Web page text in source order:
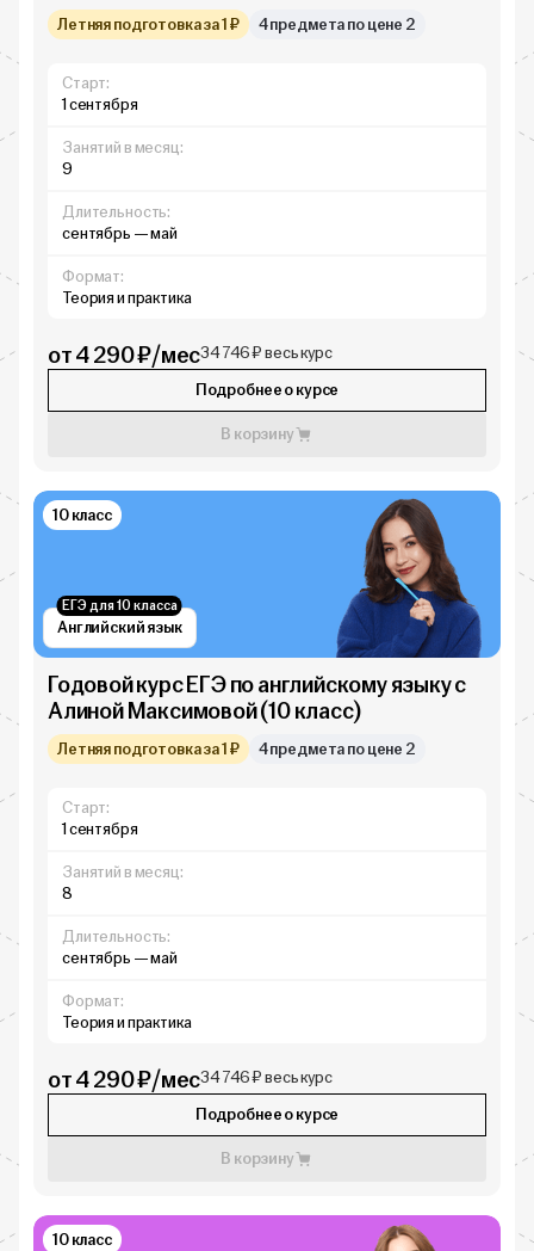
Летняя подготовка за 1 ₽ 4 предмета по цене 2
Старт:
1 сентября
Занятий в месяц:
9
Длительность:
сентябрь — май
Формат:
Теория и практика
от 4 290 ₽/мес34 746 ₽ весь курс
Подробнее о курсе
В корзину
Английский язык
ЕГЭ для 10 класса
10 класс
Годовой курс ЕГЭ по английскому языку с
Алиной Максимовой (10 класс)
Летняя подготовка за 1 ₽ 4 предмета по цене 2
Старт:
1 сентября
Занятий в месяц:
8
Длительность:
сентябрь — май
Формат:
Теория и практика
от 4 290 ₽/мес34 746 ₽ весь курс
Подробнее о курсе
В корзину
10 класс